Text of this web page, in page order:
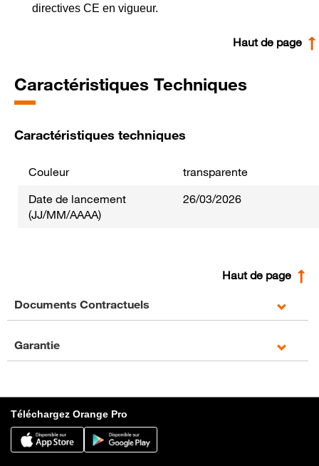
directives CE en vigueur.
Haut de page
Caractéristiques Techniques
Caractéristiques techniques
Couleur
transparente
Date de lancement
(JJ/MM/AAAA)
26/03/2026
Haut de page
Documents Contractuels
Garantie
Téléchargez Orange Pro